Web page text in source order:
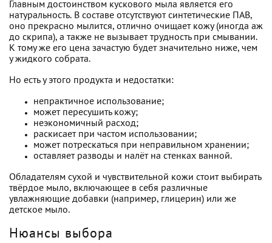
Главным достоинством кускового мыла является его
натуральность. В составе отсутствуют синтетические ПАВ,
оно прекрасно мылится, отлично очищает кожу (иногда аж
до скрипа), а также не вызывает трудность при смывании.
К тому же его цена зачастую будет значительно ниже, чем
у жидкого собрата.
Но есть у этого продукта и недостатки:
непрактичное использование;
может пересушить кожу;
неэкономичный расход;
раскисает при частом использовании;
может потрескаться при неправильном хранении;
оставляет разводы и налёт на стенках ванной.
Обладателям сухой и чувствительной кожи стоит выбирать
твёрдое мыло, включающее в себя различные
увлажняющие добавки (например, глицерин) или же
детское мыло.
Нюансы выбора